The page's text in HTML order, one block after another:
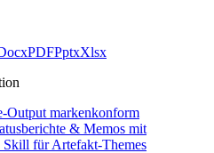
PDFPptxXlsx
Output markenkonform
& Memos mit
für Artefakt-Themes